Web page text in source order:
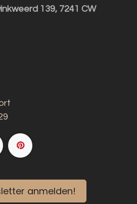
139, 7241 CW
anmelden!